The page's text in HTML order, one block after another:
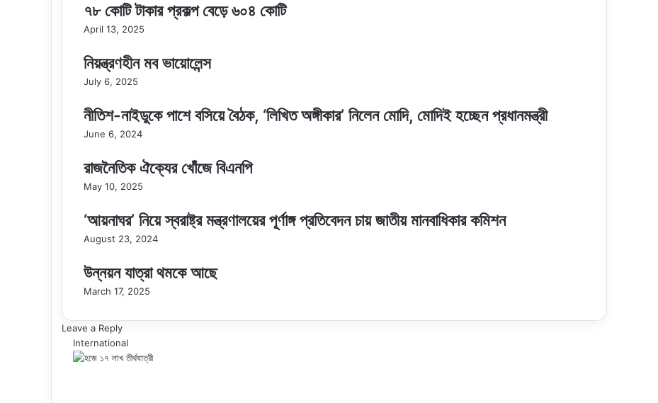
তবুও
প্রাণ
৭৮ কোটি টাকার প্রকল্প বেড়ে ৬০৪ কোটি
April 13, 2025
নিয়ন্ত্রণহীন মব ভায়োলেন্স
July 6, 2025
নীতিশ-নাইডুকে পাশে বসিয়ে বৈঠক, ‘লিখিত অঙ্গীকার’ নিলেন মোদি, মোদিই হচ্ছেন প্রধানমন্ত্রী
June 6, 2024
রাজনৈতিক ঐক্যের খোঁজে বিএনপি
May 10, 2025
‘আয়নাঘর’ নিয়ে স্বরাষ্ট্র মন্ত্রণালয়ের পূর্ণাঙ্গ প্রতিবেদন চায় জাতীয় মানবাধিকার কমিশন
August 23, 2024
উন্নয়ন যাত্রা থমকে আছে
March 17, 2025
Leave a Reply
International